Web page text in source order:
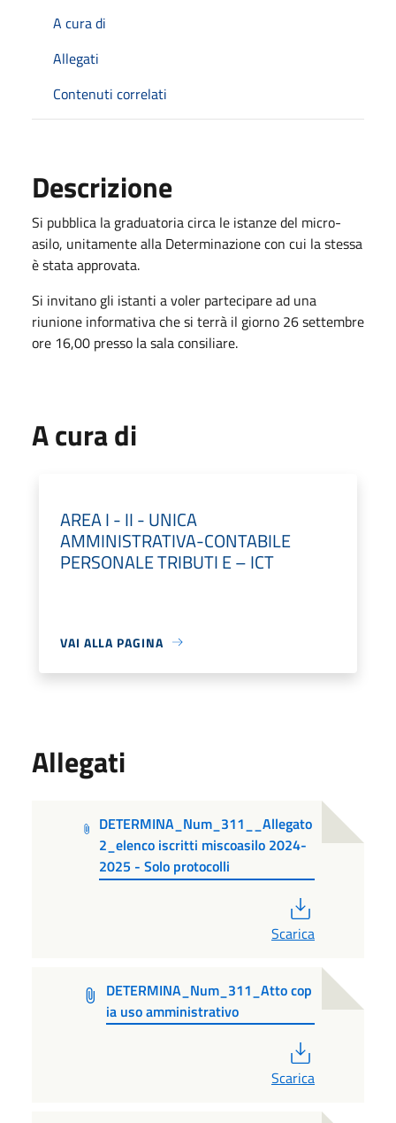
A cura di
Allegati
Contenuti correlati
Descrizione
Si pubblica la graduatoria circa le istanze del micro-
asilo, unitamente alla Determinazione con cui la stessa
è stata approvata.
Si invitano gli istanti a voler partecipare ad una
riunione informativa che si terrà il giorno 26 settembre
ore 16,00 presso la sala consiliare.
A cura di
AREA I - II - UNICA
AMMINISTRATIVA-CONTABILE
PERSONALE TRIBUTI E – ICT
VAI ALLA PAGINA
Allegati
DETERMINA_Num_311__Allegato
2_elenco iscritti miscoasilo 2024-
2025 - Solo protocolli
Scarica
DETERMINA_Num_311_Atto cop
ia uso amministrativo
Scarica